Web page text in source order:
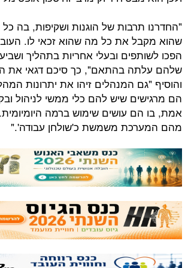
של הוגנות ושקיפות, בה כל עובד יודע
את כל מה שהוא זכאי לו. העובדים עצמם
ובעלי אחריות בתהליך ושביעות הרצון
בהתאם", כך סיכם דגאי את התהליך
המנהלים זיהו את יתרונות המהלך והיום
שיש להם כלי ממשי לניהול ובקרה בזמן
עושים שימוש ברמה היומיומית. עבור רבים
משמשת כ'שולחן עבודה'."